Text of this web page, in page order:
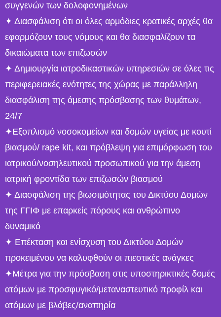
συγγενών των δολοφονημένων
✦ Διασφάλιση ότι οι όλες αρμόδιες κρατικές αρχές θα
εφαρμόζουν τους νόμους και θα διασφαλίζουν τα
δικαιώματα των επιζωσών
✦ Δημιουργία ιατροδικαστικών υπηρεσιών σε όλες τις
περιφερειακές ενότητες της χώρας με παράλληλη
διασφάλιση της άμεσης πρόσβασης των θυμάτων,
24/7
✦Εξοπλισμό νοσοκομείων και δομών υγείας με κουτί
βιασμού/ rape kit, και πρόβλεψη για επιμόρφωση του
ιατρικού/νοσηλευτικού προσωπικού για την άμεση
ιατρική φροντίδα των επιζωσών βιασμού
✦ Διασφάλιση της βιωσιμότητας του Δικτύου Δομών
της ΓΓΙΦ με επαρκείς πόρους και ανθρώπινο
δυναμικό
✦ Επέκταση και ενίσχυση του Δικτύου Δομών
προκειμένου να καλυφθούν οι πιεστικές ανάγκες
✦Μέτρα για την πρόσβαση στις υποστηρικτικές δομές
ατόμων με προσφυγικό/μεταναστευτικό προφίλ και
ατόμων με βλάβες/αναπηρία